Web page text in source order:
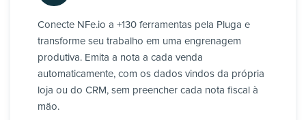
Conecte NFe.io a +130 ferramentas pela Pluga e
transforme seu trabalho em uma engrenagem
produtiva. Emita a nota a cada venda
automaticamente, com os dados vindos da própria
loja ou do CRM, sem preencher cada nota fiscal à
mão.